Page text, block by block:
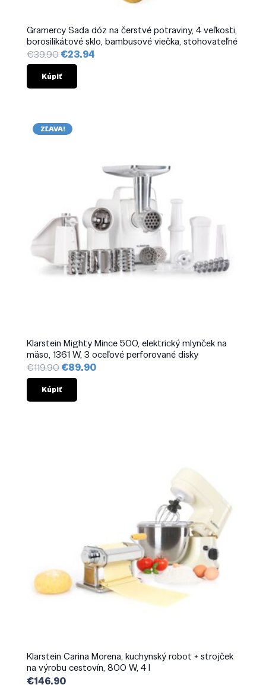
Gramercy Sada dóz na čerstvé potraviny, 4 veľkosti,
borosilikátové sklo, bambusové viečka, stohovateľné
€39.90 Pôvodná
cena
bola:
€39.90.
€23.94Aktuálna
Kúpiť
ZĽAVA!
Klarstein Mighty Mince 500, elektrický mlynček na
mäso, 1361 W, 3 oceľové perforované disky
€119.90 Pôvodná
cena
bola:
€119.90.
€89.90Aktuálna
Kúpiť
Klarstein Carina Morena, kuchynský robot + strojček
na výrobu cestovín, 800 W, 4 l
€146.90